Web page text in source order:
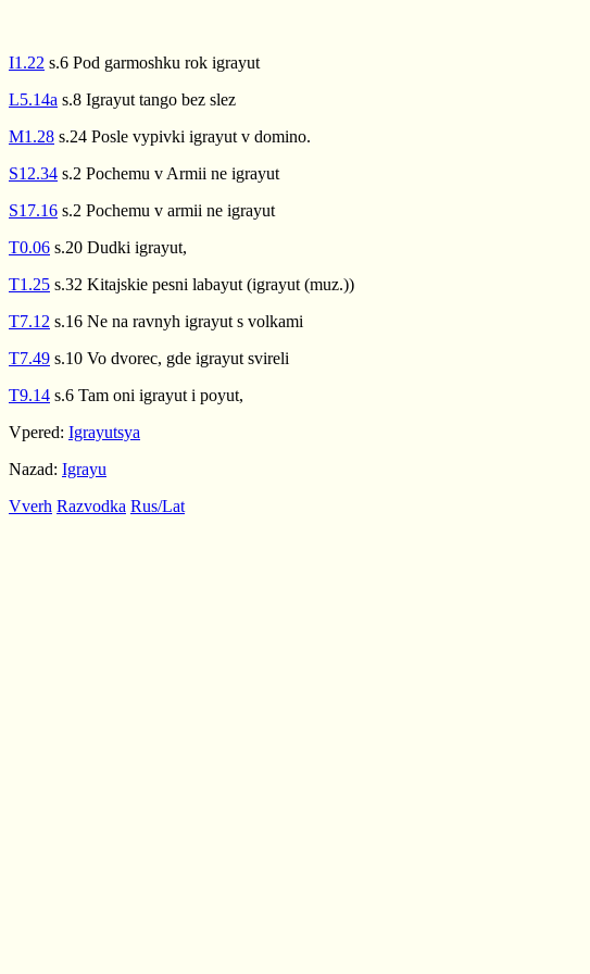
I1.22 s.6 Pod garmoshku rok igrayut
L5.14a s.8 Igrayut tango bez slez
M1.28 s.24 Posle vypivki igrayut v domino.
S12.34 s.2 Pochemu v Armii ne igrayut
S17.16 s.2 Pochemu v armii ne igrayut
T0.06 s.20 Dudki igrayut,
T1.25 s.32 Kitajskie pesni labayut (igrayut (muz.))
T7.12 s.16 Ne na ravnyh igrayut s volkami
T7.49 s.10 Vo dvorec, gde igrayut svireli
T9.14 s.6 Tam oni igrayut i poyut,
Vpered: Igrayutsya
Nazad: Igrayu
Vverh Razvodka Rus/Lat